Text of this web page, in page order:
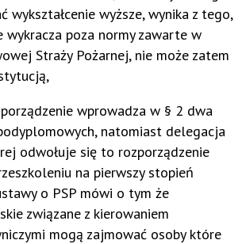
wykształcenie wyższe, wynika z tego,
wykracza poza normy zawarte w
Straży Pożarnej, nie może zatem
wprowadza w § 2 dwa
natomiast delegacja
odwołuje się to rozporządzenie
na pierwszy stopień
o PSP mówi o tym że
związane z kierowaniem
mogą zajmować osoby które